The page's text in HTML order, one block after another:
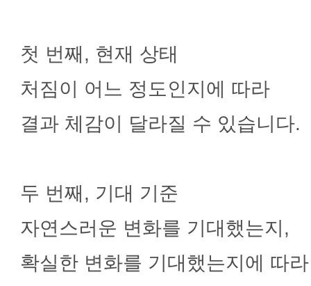
첫 번째, 현재 상태
처짐이 어느 정도인지에 따라
결과 체감이 달라질 수 있습니다.
두 번째, 기대 기준
자연스러운 변화를 기대했는지,
확실한 변화를 기대했는지에 따라